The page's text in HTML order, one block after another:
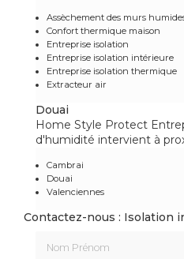
Assèchement des murs
Confort thermique maison
Entreprise isolation
Entreprise isolation intérieure
Entreprise isolation thermique
Extracteur air
Douai
Home Style Protect
d'humidité intervient à
Cambrai
Douai
Valenciennes
Contactez-nous : Isolation